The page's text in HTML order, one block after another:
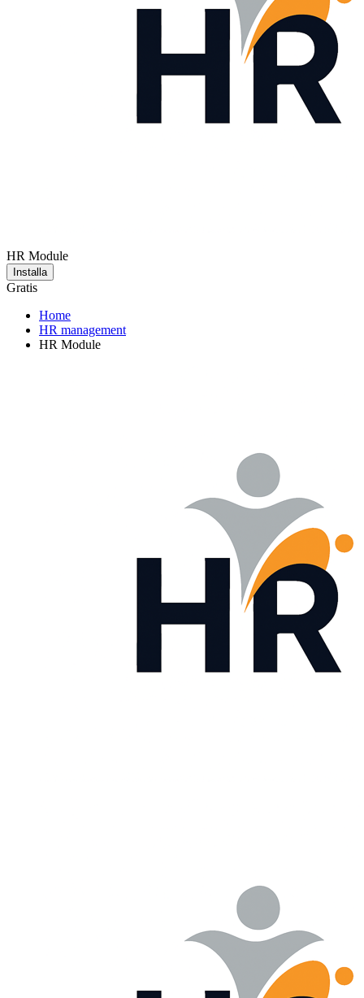
HR Module
Installa
Gratis
Home
HR management
HR Module